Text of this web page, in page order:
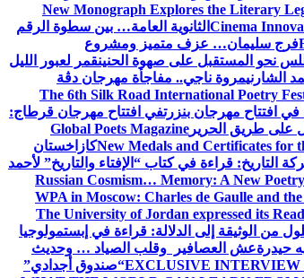
New Monograph Explores the Literary
Cinema الثانوية العامة… بين سطوة الرقم
فرج سليمان… عزف متميز ومشروع
نحو المستقبل على صهوة الحنينقمر لعبور الليل
الشارنيمروة ناجي.. مفاجأة مهرجان دڨة
The 6th Silk Road International Poetry
افتتاح مهرجان بنزرتفي افتتاح مهرجان قرطاج:
على طريق الحرير Global Poets Magazine
New Medals and Certificates forكازاخستان
التاريخ: قراءة في كتاب “الإفتاء والتاريخ” لأحمد
Russian Cosmism… Memory: A New
WPA in Moscow: Charles de Gaulle and the
The University of Jordan expressed its
من الوثيقة إلى الدلالة: قراءة في إبستمولوجيا
حيدرةعش العصافير وقلب الصياد … وحديث
EXCLUSIVE INTERVIEW“صندوق أجدادي”